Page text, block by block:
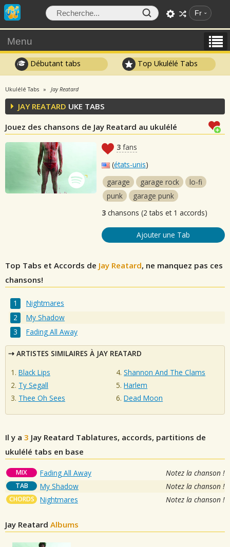
Fr
Menu
Débutant tabs Top Ukulélé Tabs
Ukulélé Tabs Jay Reatard
JAY REATARD UKE TABS
Jouez des chansons de Jay Reatard au ukulélé
3 fans
(états-unis)
garage
garage rock
lo-fi
punk
garage punk
3 chansons (2 tabs et 1 accords)
Ajouter une Tab
Top Tabs et Accords de Jay Reatard, ne manquez pas ces
chansons!
Nightmares
My Shadow
Fading All Away
ARTISTES SIMILAIRES À JAY REATARD
Black Lips
Ty Segall
Thee Oh Sees
Shannon And The Clams
Harlem
Dead Moon
Il y a 3 Jay Reatard Tablatures, accords, partitions de
ukulélé tabs en base
MIX Fading All Away Notez la chanson !
TAB My Shadow Notez la chanson !
CHORDS Nightmares Notez la chanson !
Jay Reatard Albums